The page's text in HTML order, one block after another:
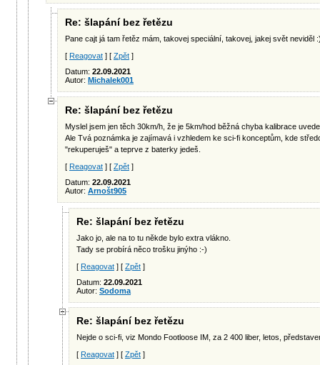
Re: šlapání bez řetězu
Pane cajt já tam řetěz mám, takovej speciální, takovej, jakej svět neviděl
[ Reagovat ] [ Zpět ]
Datum: 22.09.2021
Autor: Michalek001
Re: šlapání bez řetězu
Myslel jsem jen těch 30km/h, že je 5km/hod běžná chyba kalibrace
Ale Tvá poznámka je zajímavá i vzhledem ke sci-fi konceptům, kde
"rekuperuješ" a teprve z baterky jedeš.
[ Reagovat ] [ Zpět ]
Datum: 22.09.2021
Autor: Arnošt905
Re: šlapání bez řetězu
Jako jo, ale na to tu někde bylo extra vlákno.
Tady se probírá něco trošku jinýho :-)
[ Reagovat ] [ Zpět ]
Datum: 22.09.2021
Autor: Sodoma
Re: šlapání bez řetězu
Nejde o sci-fi, viz Mondo Footloose IM, za 2 400 liber, letos,
[ Reagovat ] [ Zpět ]